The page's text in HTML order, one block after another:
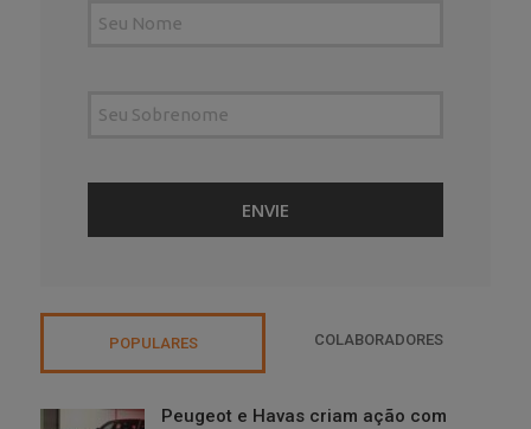
POPULARES COLABORADORES
Peugeot e Havas criam ação com